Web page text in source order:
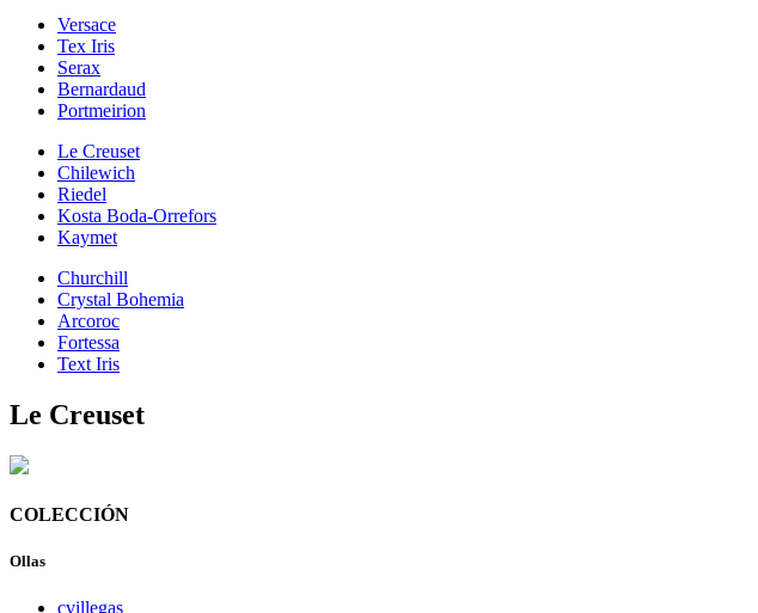
Versace
Tex Iris
Serax
Bernardaud
Portmeirion
Le Creuset
Chilewich
Riedel
Kosta Boda-Orrefors
Kaymet
Churchill
Crystal Bohemia
Arcoroc
Fortessa
Text Iris
Le Creuset
COLECCIÓN
Ollas
cvillegas